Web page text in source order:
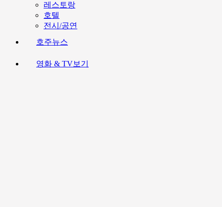
레스토랑
호텔
전시/공연
호주뉴스
영화 & TV보기